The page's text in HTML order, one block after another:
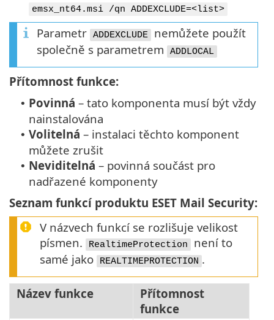
emsx_nt64.msi /qn ADDEXCLUDE=<list>
Parametr ADDEXCLUDE
nemůžete použít
společně s parametrem
ADDLOCAL
Přítomnost funkce:
• Povinná – tato komponenta musí být vždy
nainstalována
• Volitelná – instalaci těchto komponent
můžete zrušit
• Neviditelná – povinná součást pro
nadřazené komponenty
Seznam funkcí produktu ESET Mail Security:
V názvech funkcí se rozlišuje velikost
písmen.
RealtimeProtection
není to
samé jako
REALTIMEPROTECTION .
Název funkce
Přítomnost
funkce